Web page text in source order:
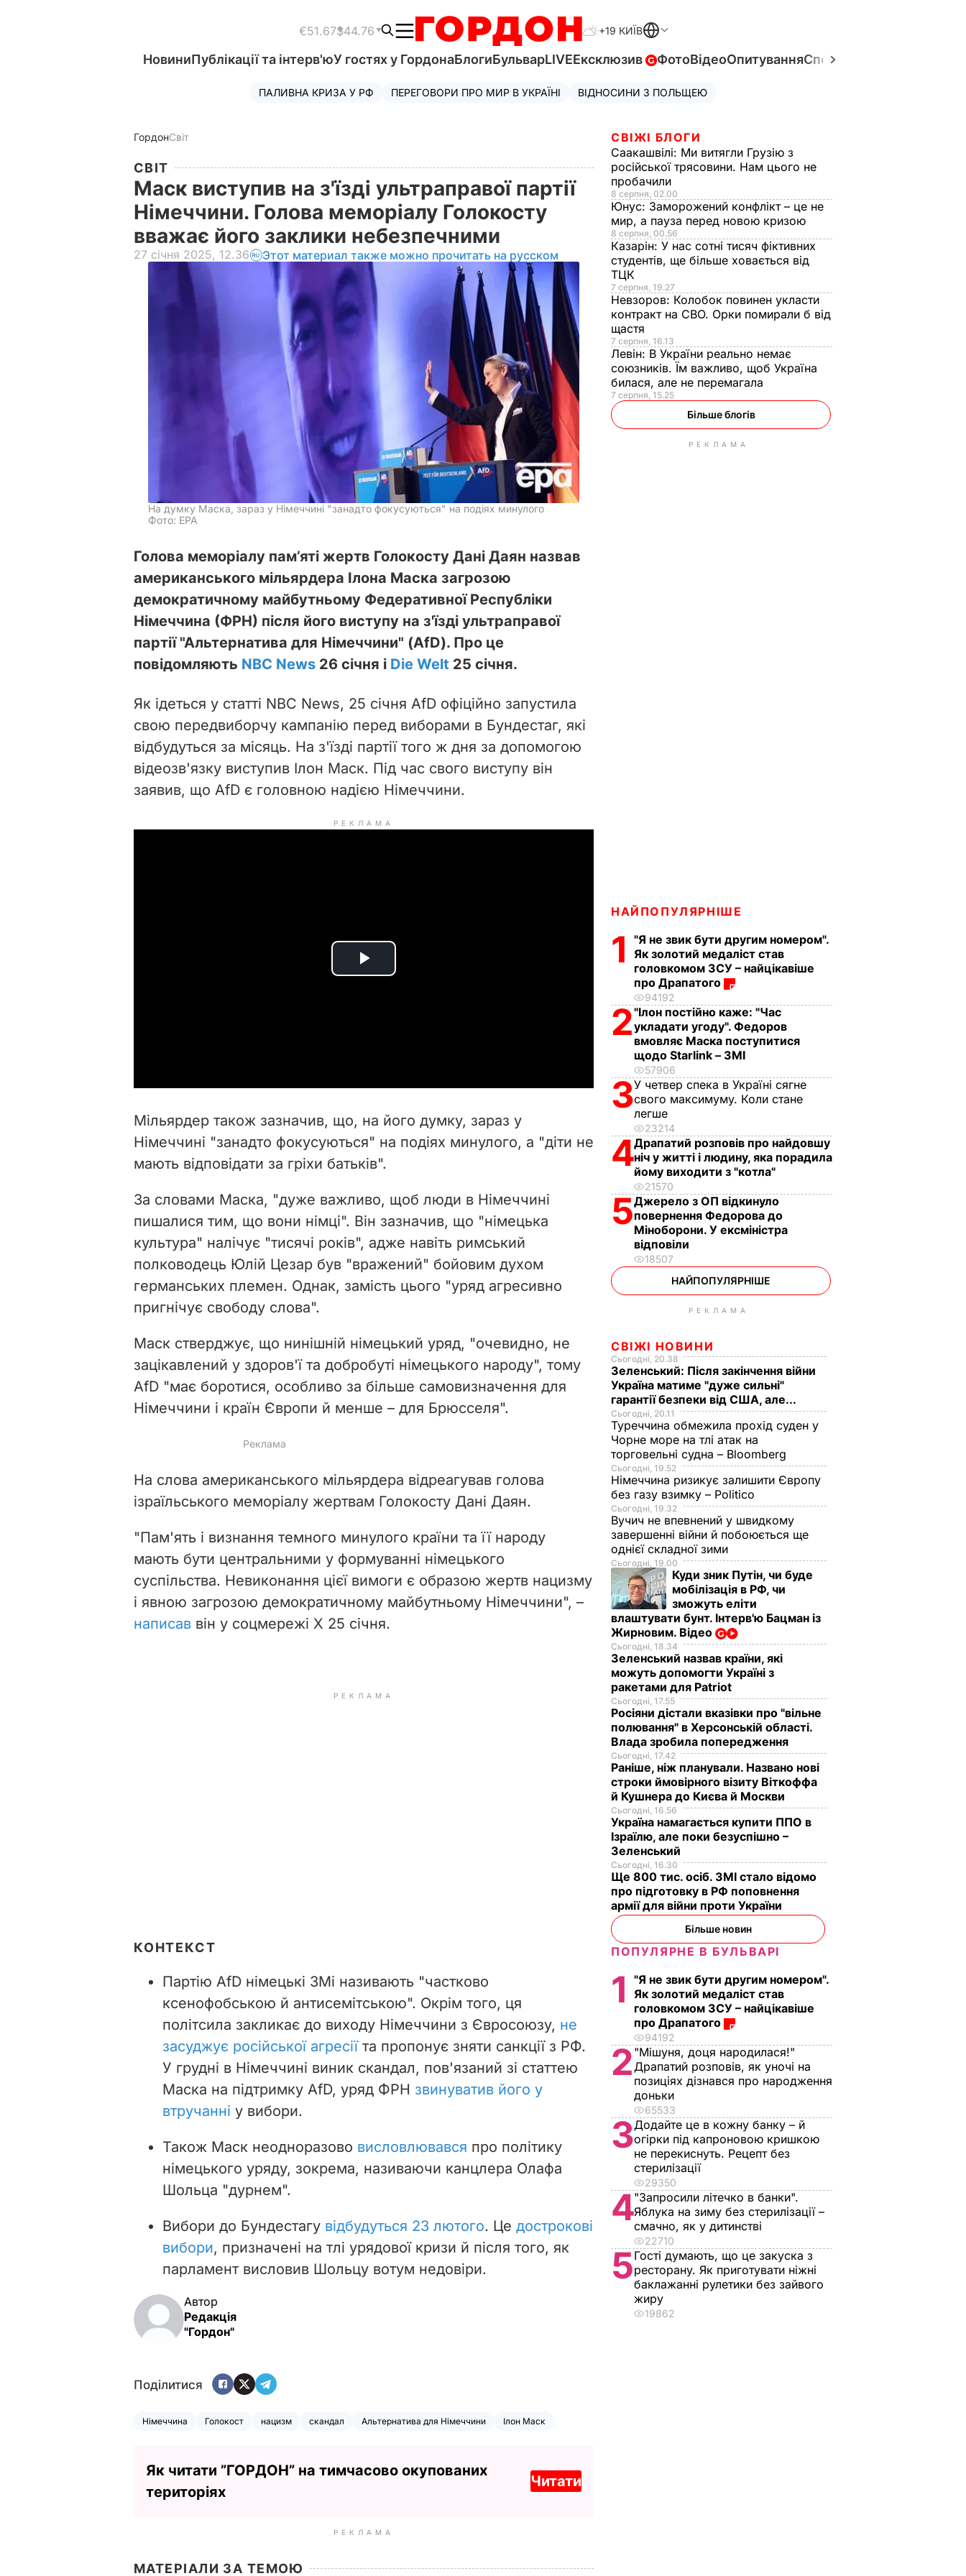
€51.67$44.76 +19 КИЇВ
НовиниПублікації та інтерв'юУ гостях у ГордонаБлогиБульварLIVEЕксклюзив ФотоВідеоОпитуванняСпецпроєкти
ПАЛИВНА КРИЗА У РФ ПЕРЕГОВОРИ ПРО МИР В УКРАЇНІ ВІДНОСИНИ З ПОЛЬЩЕЮ
ГордонСвіт
СВІТ
Маск виступив на з'їзді ультраправої партії
Німеччини. Голова меморіалу Голокосту
вважає його заклики небезпечними
27 січня 2025, 12.36 Этот материал также можно прочитать на русском
На думку Маска, зараз у Німеччині "занадто фокусуються" на подіях минулого
Фото: EPA
Голова меморіалу пам’яті жертв Голокосту Дані Даян назвав
американського мільярдера Ілона Маска загрозою
демократичному майбутньому Федеративної Республіки
Німеччина (ФРН) після його виступу на з'їзді ультраправої
партії "Альтернатива для Німеччини" (AfD). Про це
повідомляють NBC News 26 січня і Die Welt 25 січня.
Як ідеться у статті NBC News, 25 січня AfD офіційно запустила
свою передвиборчу кампанію перед виборами в Бундестаг, які
відбудуться за місяць. На з'їзді партії того ж дня за допомогою
відеозв'язку виступив Ілон Маск. Під час свого виступу він
заявив, що AfD є головною надією Німеччини.
РЕКЛАМА
P
i
d
e
o
Мільярдер також зазначив, що, на його думку, зараз у
Німеччині "занадто фокусуються" на подіях минулого, а "діти не
мають відповідати за гріхи батьків".
За словами Маска, "дуже важливо, щоб люди в Німеччині
пишалися тим, що вони німці". Він зазначив, що "німецька
культура" налічує "тисячі років", адже навіть римський
полководець Юлій Цезар був "вражений" бойовим духом
германських племен. Однак, замість цього "уряд агресивно
пригнічує свободу слова".
Маск стверджує, що нинішній німецький уряд, "очевидно, не
зацікавлений у здоров'ї та добробуті німецького народу", тому
AfD "має боротися, особливо за більше самовизначення для
Німеччини і країн Європи й менше – для Брюсселя".
На слова американського мільярдера відреагував голова
ізраїльського меморіалу жертвам Голокосту Дані Даян.
"Пам'ять і визнання темного минулого країни та її народу
мають бути центральними у формуванні німецького
суспільства. Невиконання цієї вимоги є образою жертв нацизму
і явною загрозою демократичному майбутньому Німеччини", –
написав він у соцмережі Х 25 січня.
РЕКЛАМА
КОНТЕКСТ
Партію AfD німецькі ЗМі називають "частково
ксенофобською й антисемітською". Окрім того, ця
політсила закликає до виходу Німеччини з Євросоюзу, не
засуджує російської агресії та пропонує зняти санкції з РФ.
У грудні в Німеччині виник скандал, пов'язаний зі статтею
Маска на підтримку AfD, уряд ФРН звинуватив його у
втручанні у вибори.
Також Маск неодноразово висловлювався про політику
німецького уряду, зокрема, називаючи канцлера Олафа
Шольца "дурнем".
Вибори до Бундестагу відбудуться 23 лютого. Це дострокові
вибори, призначені на тлі урядової кризи й після того, як
парламент висловив Шольцу вотум недовіри.
Автор
Редакція
"Гордон"
Поділитися
Німеччина Голокост нацизм скандал Альтернатива для Німеччини Ілон Маск
Як читати ”ГОРДОН” на тимчасово окупованих
територіях
Читати
РЕКЛАМА
МАТЕРІАЛИ ЗА ТЕМОЮ
СВІЖІ БЛОГИ
Саакашвілі: Ми витягли Грузію з
російської трясовини. Нам цього не
пробачили
8 серпня, 02.00
Юнус: Заморожений конфлікт – це не
мир, а пауза перед новою кризою
8 серпня, 00.56
Казарін: У нас сотні тисяч фіктивних
студентів, ще більше ховається від
ТЦК
7 серпня, 19.27
Невзоров: Колобок повинен укласти
контракт на СВО. Орки помирали б від
щастя
7 серпня, 16.13
Левін: В України реально немає
союзників. Їм важливо, щоб Україна
билася, але не перемагала
7 серпня, 15.25
Більше блогів
РЕКЛАМА
НАЙПОПУЛЯРНІШЕ
1
"Я не звик бути другим номером".
Як золотий медаліст став
головкомом ЗСУ – найцікавіше
про Драпатого
94192
2"Ілон постійно каже: "Час
укладати угоду". Федоров
вмовляє Маска поступитися
щодо Starlink – ЗМІ
57906
3У четвер спека в Україні сягне
свого максимуму. Коли стане
легше
23214
4Драпатий розповів про найдовшу
ніч у житті і людину, яка порадила
йому виходити з "котла"
21570
5Джерело з ОП відкинуло
повернення Федорова до
Міноборони. У ексміністра
відповіли
18507
НАЙПОПУЛЯРНІШЕ
РЕКЛАМА
СВІЖІ НОВИНИ
Сьогодні, 20.38
Зеленський: Після закінчення війни
Україна матиме "дуже сильні"
гарантії безпеки від США, але...
Сьогодні, 20.11
Туреччина обмежила прохід суден у
Чорне море на тлі атак на
торговельні судна – Bloomberg
Сьогодні, 19.52
Німеччина ризикує залишити Європу
без газу взимку – Politico
Сьогодні, 19.32
Вучич не впевнений у швидкому
завершенні війни й побоюється ще
однієї складної зими
Сьогодні, 19.00
Куди зник Путін, чи буде
мобілізація в РФ, чи
зможуть еліти
влаштувати бунт. Інтерв'ю Бацман із
Жирновим. Відео
Сьогодні, 18.34
Зеленський назвав країни, які
можуть допомогти Україні з
ракетами для Patriot
Сьогодні, 17.55
Росіяни дістали вказівки про "вільне
полювання" в Херсонській області.
Влада зробила попередження
Сьогодні, 17.42
Раніше, ніж планували. Названо нові
строки ймовірного візиту Віткоффа
й Кушнера до Києва й Москви
Сьогодні, 16.56
Україна намагається купити ППО в
Ізраїлю, але поки безуспішно –
Зеленський
Сьогодні, 16.30
Ще 800 тис. осіб. ЗМІ стало відомо
про підготовку в РФ поповнення
армії для війни проти України
Більше новин
ПОПУЛЯРНЕ В БУЛЬВАРІ
1
"Я не звик бути другим номером".
Як золотий медаліст став
головкомом ЗСУ – найцікавіше
про Драпатого
94192
2 "Мішуня, доця народилася!"
Драпатий розповів, як уночі на
позиціях дізнався про народження
доньки
65533
3Додайте це в кожну банку – й
огірки під капроновою кришкою
не перекиснуть. Рецепт без
стерилізації
29350
4"Запросили літечко в банки".
Яблука на зиму без стерилізації –
смачно, як у дитинстві
22710
5Гості думають, що це закуска з
ресторану. Як приготувати ніжні
баклажанні рулетики без зайвого
жиру
19862